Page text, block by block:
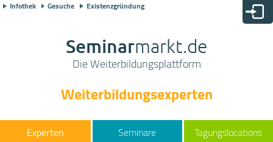
Infothek Gesuche Existenzgründung
Seminarmarkt.de
Die Weiterbildungsplattform
Weiterbildungsexperten
Seminare Tagungslocations